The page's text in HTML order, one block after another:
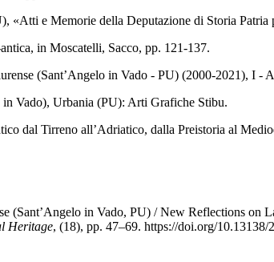
«Atti e Memorie della Deputazione di Storia Patria
in Moscatelli, Sacco, pp. 121-137.
(Sant’Angelo in Vado - PU) (2000-2021), I -
in Vado), Urbania (PU): Arti Grafiche Stibu.
dal Tirreno all’Adriatico, dalla Preistoria al
(Sant’Angelo in Vado, PU) / New Reflections on
Heritage, (18), pp. 47–69. https://doi.org/